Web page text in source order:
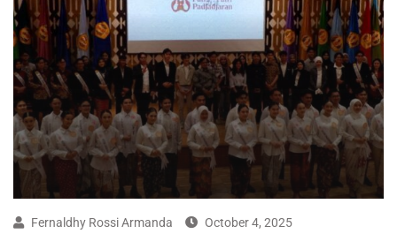
Fernaldhy Rossi Armanda October 4, 2025